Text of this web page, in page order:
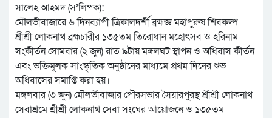
সালেহ আহমদ (স’লিপক):
মৌলভীবাজারে ৬ দিনব্যাপী ত্রিকালদর্শী ব্রহ্মজ্ঞ মহাপুরুষ শিবকল্প
শ্রীশ্রী লোকনাথ ব্রহ্মচারীর ১৩৫তম তিরোধান মহোৎসব ও হরিনাম
সংকীর্তন সোমবার (২ জুন) রাত ৯টায় মঙ্গলঘট স্থাপন ও অধিবাস কীর্তন
এবং ভক্তিমূলক সাংস্কৃতিক অনুষ্ঠানের মাধ্যমে প্রথম দিনের শুভ
অধিবাসের সমাপ্তি করা হয়।
মঙ্গলবার (৩ জুন) মৌলভীবাজার পৌরসভার সৈয়ারপুরস্থ শ্রীশ্রী লোকনাথ
সেবাশ্রমে শ্রীশ্রী লোকনাথ সেবা সংঘের আয়োজনে ও ১৩৫তম